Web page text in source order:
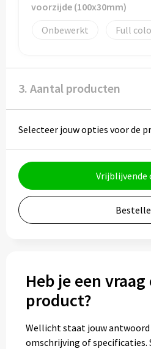
Lunchboxen
Muntjes
Paraplu's
Stormparaplu's
Klassieke paraplu's
Opvouwbare paraplu's
Divers
Technologie
Vrije tijd
voorzijde (100x30mm)
Onbewerkt
Full
3. Aantal producten
Selecteer jouw opties voor de
Vrijblijvende
Heb je een
product?
Wellicht staat jouw antwoord
omschrijving of specificaties.